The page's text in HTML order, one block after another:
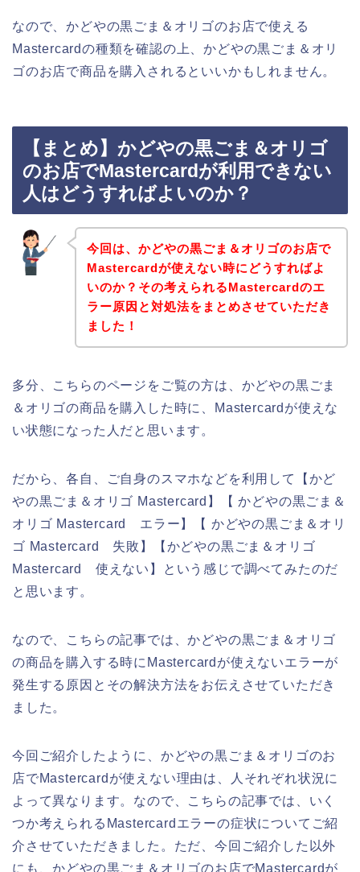
なので、かどやの黒ごま＆オリゴのお店で使える
Mastercardの種類を確認の上、かどやの黒ごま＆オリ
ゴのお店で商品を購入されるといいかもしれません。
【まとめ】かどやの黒ごま＆オリゴ
のお店でMastercardが利用できない
人はどうすればよいのか？
今回は、かどやの黒ごま＆オリゴのお店で
Mastercardが使えない時にどうすればよ
いのか？その考えられるMastercardのエ
ラー原因と対処法をまとめさせていただき
ました！
多分、こちらのページをご覧の方は、かどやの黒ごま
＆オリゴの商品を購入した時に、Mastercardが使えな
い状態になった人だと思います。
だから、各自、ご自身のスマホなどを利用して【かど
やの黒ごま＆オリゴ Mastercard】【 かどやの黒ごま＆
オリゴ Mastercard エラー】【 かどやの黒ごま＆オリ
ゴ Mastercard 失敗】【かどやの黒ごま＆オリゴ
Mastercard 使えない】という感じで調べてみたのだ
と思います。
なので、こちらの記事では、かどやの黒ごま＆オリゴ
の商品を購入する時にMastercardが使えないエラーが
発生する原因とその解決方法をお伝えさせていただき
ました。
今回ご紹介したように、かどやの黒ごま＆オリゴのお
店でMastercardが使えない理由は、人それぞれ状況に
よって異なります。なので、こちらの記事では、いく
つか考えられるMastercardエラーの症状についてご紹
介させていただきました。ただ、今回ご紹介した以外
にも、かどやの黒ごま＆オリゴのお店でMastercardが